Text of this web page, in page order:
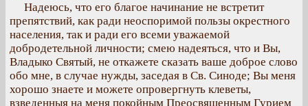
Надеюсь, что его благое начинание не встретит
препятствий, как ради неоспоримой пользы окрестного
населения, так и ради его всеми уважаемой
добродетельной личности; смею надеяться, что и Вы,
Владыко Святый, не откажете сказать ваше доброе слово
обо мне, в случае нужды, заседая в Св. Синоде; Вы меня
хорошо знаете и можете опровергнуть клеветы,
взведенныя на меня покойным Преосвященным Гурием